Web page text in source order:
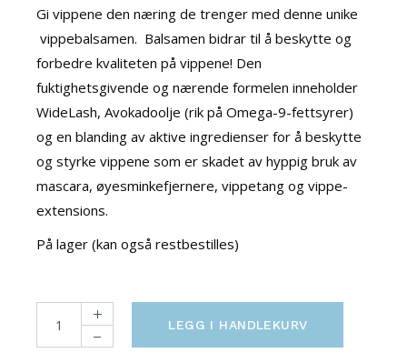
Gi vippene den næring de trenger med denne unike
vippebalsamen. Balsamen bidrar til å beskytte og
forbedre kvaliteten på vippene! Den
fuktighetsgivende og nærende formelen inneholder
WideLash, Avokadoolje (rik på Omega-9-fettsyrer)
og en blanding av aktive ingredienser for å beskytte
og styrke vippene som er skadet av hyppig bruk av
mascara, øyesminkefjernere, vippetang og vippe-
extensions.
På lager (kan også restbestilles)
Leave-in Lash Conditioner quantity
LEGG I HANDLEKURV